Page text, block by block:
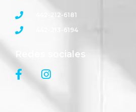
442-212-6181
442-213-6194
Redes sociales